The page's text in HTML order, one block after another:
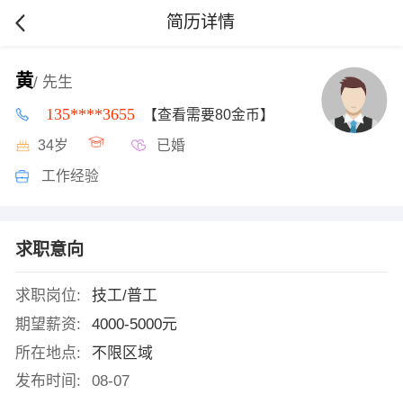
简历详情
黄/ 先生
135****3655 【查看需要80金币】
34岁 已婚
工作经验
求职意向
求职岗位:
技工/普工
期望薪资:
4000-5000元
所在地点:
不限区域
发布时间:
08-07